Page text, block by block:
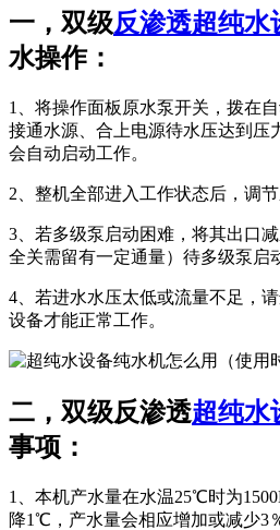
一，双级反渗透超纯水
水操作：
1、将操作面板原水泵开关，拨在
接通水源、合上电源待水压达到压
会自动启动工作。
2、整机全部进入工作状态后，调节
3、若多级泵启动困难，将其出口
全关需留有一定通量）待多级泵启
4、若进水水压太低或流量不足，
设备才能正常工作。
二，双级反渗透超纯水
事项：
1、本机产水量在水温25℃时为
降1℃，产水量会相应增加或减少3